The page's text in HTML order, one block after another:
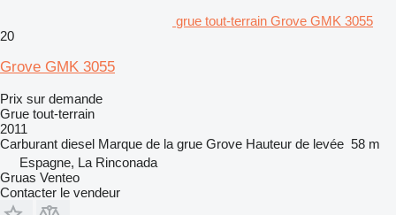
grue tout-terrain Grove GMK 3055
20
Grove GMK 3055
Prix sur demande
Grue tout-terrain
2011
Carburant diesel Marque de la grue Grove Hauteur de levée 58 m
Espagne, La Rinconada
Gruas Venteo
Contacter le vendeur